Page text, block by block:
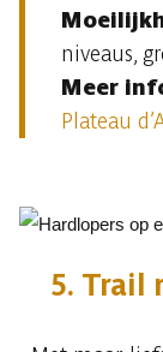
niveaus,
Meer
Plateau
5. Trail